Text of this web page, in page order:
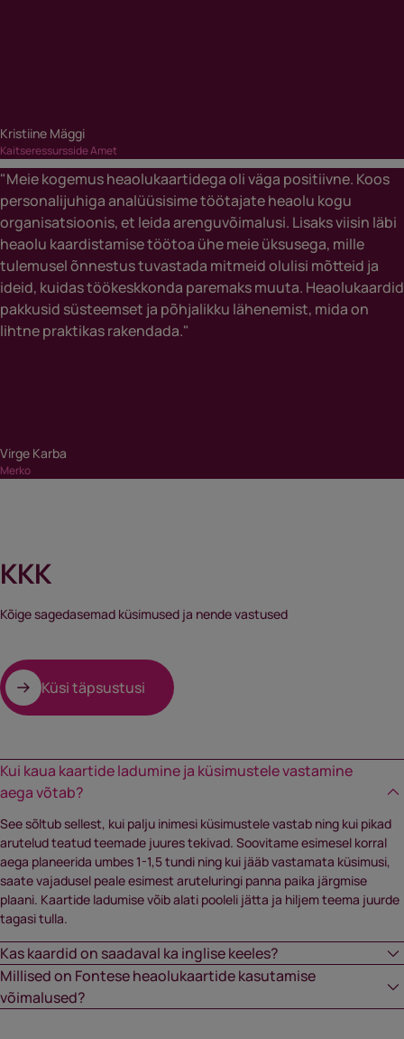
Kristiine Mäggi
Kaitseressursside Amet
"Meie kogemus heaolukaartidega oli väga positiivne. Koos
personalijuhiga analüüsisime töötajate heaolu kogu
organisatsioonis, et leida arenguvõimalusi. Lisaks viisin läbi
heaolu kaardistamise töötoa ühe meie üksusega, mille
tulemusel õnnestus tuvastada mitmeid olulisi mõtteid ja
ideid, kuidas töökeskkonda paremaks muuta. Heaolukaardid
pakkusid süsteemset ja põhjalikku lähenemist, mida on
lihtne praktikas rakendada."
Virge Karba
Merko
KKK
Kõige sagedasemad küsimused ja nende vastused
Küsi täpsustusi
Kui kaua kaartide ladumine ja küsimustele vastamine
aega võtab?
See sõltub sellest, kui palju inimesi küsimustele vastab ning kui pikad
arutelud teatud teemade juures tekivad. Soovitame esimesel korral
aega planeerida umbes 1-1,5 tundi ning kui jääb vastamata küsimusi,
saate vajadusel peale esimest aruteluringi panna paika järgmise
plaani. Kaartide ladumise võib alati pooleli jätta ja hiljem teema juurde
tagasi tulla.
Kas kaardid on saadaval ka inglise keeles?
Heaolu kaardid on saadaval ka inglise keeles.
Millised on Fontese heaolukaartide kasutamise
võimalused?